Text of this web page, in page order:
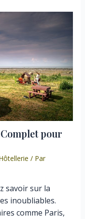
pour
/ Par
savoir sur la
inoubliables.
comme Paris,